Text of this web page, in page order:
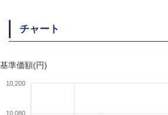
チャート
基準価額(円)
10,080
10,200